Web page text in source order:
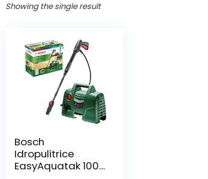
Showing the single result
Bosch
Idropulitrice
EasyAquatak 100